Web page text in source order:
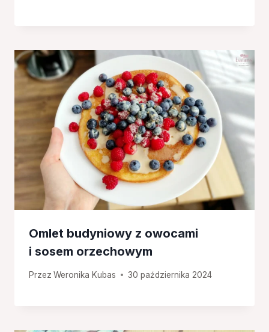
Omlet budyniowy z owocami
i sosem orzechowym
Przez Weronika Kubas 30 października 2024